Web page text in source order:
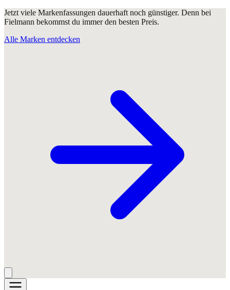
Jetzt viele Markenfassungen dauerhaft noch günstiger. Denn bei
Fielmann bekommst du immer den besten Preis.
Alle Marken entdecken